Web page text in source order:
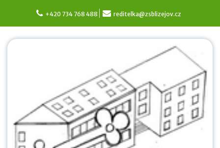
content
+420 734 768 488 reditelka@zsblizejov.cz